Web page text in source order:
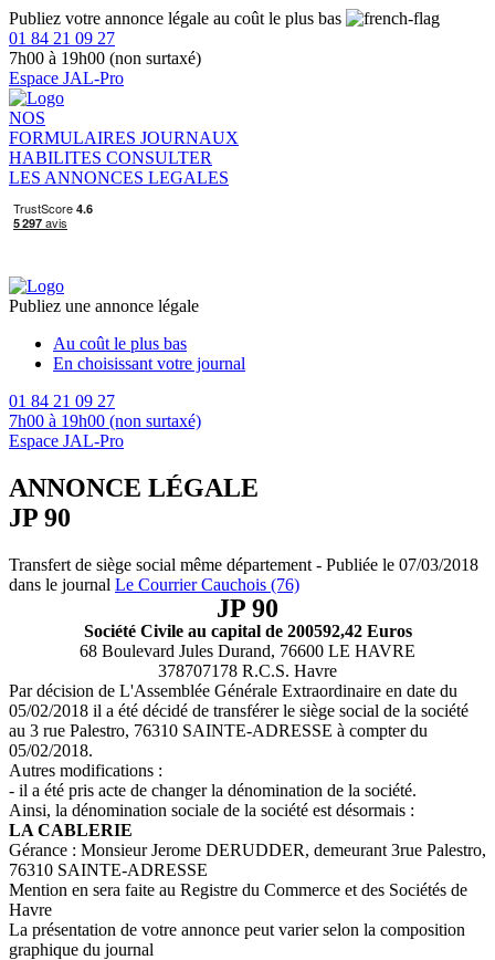
Publiez votre annonce légale au coût le plus bas
01 84 21 09 27
7h00 à 19h00 (non surtaxé)
Espace JAL-Pro
NOS
FORMULAIRES JOURNAUX
HABILITES CONSULTER
LES ANNONCES LEGALES
Publiez une annonce légale
Au coût le plus bas
En choisissant votre journal
01 84 21 09 27
7h00 à 19h00 (non surtaxé)
Espace JAL-Pro
ANNONCE LÉGALE
JP 90
Transfert de siège social même département - Publiée le 07/03/2018
dans le journal Le Courrier Cauchois (76)
JP 90
Société Civile au capital de 200592,42 Euros
68 Boulevard Jules Durand, 76600 LE HAVRE
378707178 R.C.S. Havre
Par décision de L'Assemblée Générale Extraordinaire en date du
05/02/2018 il a été décidé de transférer le siège social de la société
au 3 rue Palestro, 76310 SAINTE-ADRESSE à compter du
05/02/2018.
Autres modifications :
- il a été pris acte de changer la dénomination de la société.
Ainsi, la dénomination sociale de la société est désormais :
LA CABLERIE
Gérance : Monsieur Jerome DERUDDER, demeurant 3rue Palestro,
76310 SAINTE-ADRESSE
Mention en sera faite au Registre du Commerce et des Sociétés de
Havre
La présentation de votre annonce peut varier selon la composition
graphique du journal